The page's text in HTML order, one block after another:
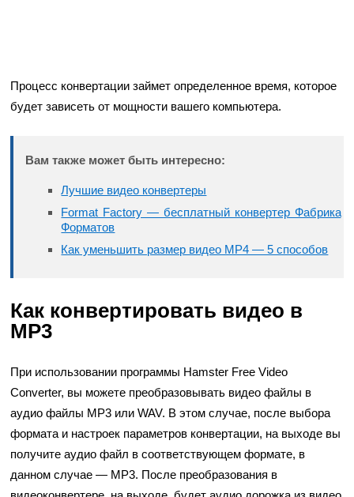
Процесс конвертации займет определенное время, которое
будет зависеть от мощности вашего компьютера.
Вам также может быть интересно:
Лучшие видео конвертеры
Format Factory — бесплатный конвертер Фабрика
Форматов
Как уменьшить размер видео MP4 — 5 способов
Как конвертировать видео в
MP3
При использовании программы Hamster Free Video
Converter, вы можете преобразовывать видео файлы в
аудио файлы MP3 или WAV. В этом случае, после выбора
формата и настроек параметров конвертации, на выходе вы
получите аудио файл в соответствующем формате, в
данном случае — MP3. После преобразования в